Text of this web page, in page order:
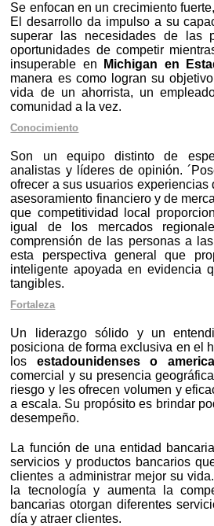
Se enfocan en un crecimiento
El desarrollo da impulso a su
superar las necesidades de las
oportunidades de competir
insuperable en
Michigan en
manera es como logran su
vida de un ahorrista, un
comunidad a la vez.
Conocimiento
Son un equipo distinto de
analistas y líderes de opinión.
ofrecer a sus usuarios experiencias
asesoramiento financiero y de
que competitividad local
igual de los mercados
comprensión de las personas a
esta perspectiva general que
inteligente apoyada en evidencia
tangibles.
Fortaleza
Un liderazgo sólido y un
posiciona de forma exclusiva en el
los estadounidenses o
comercial y su presencia
riesgo y les ofrecen volumen y
a escala. Su propósito es brindar
desempeño.
La función de una entidad
servicios y productos bancarios
clientes a administrar mejor su
la tecnología y aumenta la
bancarias otorgan diferentes
día y atraer clientes.